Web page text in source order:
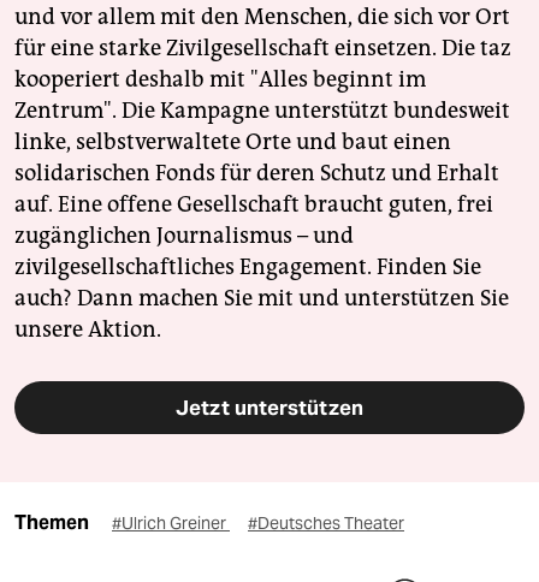
und vor allem mit den Menschen, die sich vor Ort
für eine starke Zivilgesellschaft einsetzen. Die taz
kooperiert deshalb mit "Alles beginnt im
Zentrum". Die Kampagne unterstützt bundesweit
linke, selbstverwaltete Orte und baut einen
solidarischen Fonds für deren Schutz und Erhalt
auf. Eine offene Gesellschaft braucht guten, frei
zugänglichen Journalismus – und
zivilgesellschaftliches Engagement. Finden Sie
auch? Dann machen Sie mit und unterstützen Sie
unsere Aktion.
Jetzt unterstützen
Themen #Ulrich Greiner #Deutsches Theater